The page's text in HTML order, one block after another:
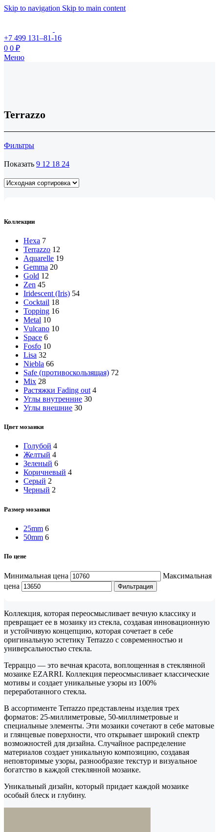
Skip to navigation Skip to main content
+7 499 131–81-16
0 0 ₽
Меню
Terrazzo
Фильтры
Показать 9 12 18 24
Коллекции
Hexa 7
Terrazzo 12
Aquarelle 19
Gemma 20
Gold 12
Zen 45
Iridescent (Iris) 54
Cocktail 18
Topping 16
Metal 10
Vulcano 10
Space 6
Fosfo 10
Lisa 32
Niebla 66
Safe (противоскользящая) 72
Mix 28
Растяжки Fading out 4
Углы внутренние 30
Углы внешние 30
Цвет мозаики
Голубой 4
Желтый 4
Зеленый 6
Коричневый 4
Серый 2
Черный 2
Размер мозаики
25mm 6
50mm 6
По цене
Минимальная цена
Максимальная
цена
Фильтрация
Коллекция, которая переосмысливает вечную классику и
превращает ее в мозаику из стекла, создавая инновационную
и устойчивую концепцию, которая сочетает в себе
оригинальную эстетику Terrazzo с современностью и
универсальностью стекла.
Терраццо — это вечная красота, воплощенная в стеклянной
мозаике EZARRI. Коллекция переосмысливает классические
мотивы и создает уникальные узоры из 100%
переработанного стекла.
В ассортименте Terrazzo представлены изделия трех
форматов: 25-миллиметровые, 50-миллиметровые и
специальные элементы. Эти мозаики сочетают в себе матовые
и глянцевые поверхности, что открывает широкий спектр
возможностей для дизайна. Случайное распределение
материалов создает уникальную композицию, создавая
неповторимые узоры, разнообразие текстур и визуальное
богатство в каждой стеклянной мозаике.
Уникальный дизайн, который придает каждой мозаике
особый блеск и глубину.